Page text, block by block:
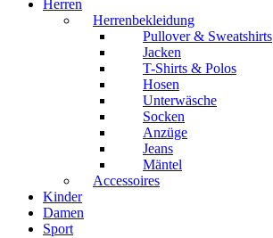
Herren
Herrenbekleidung
Pullover & Sweatshirts
Jacken
T-Shirts & Polos
Hosen
Unterwäsche
Socken
Anzüge
Jeans
Mäntel
Accessoires
Kinder
Damen
Sport